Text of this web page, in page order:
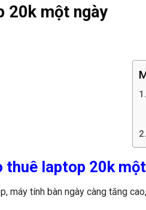
20k một ngày
thuê laptop 20k
máy tính bàn ngày càng tăng